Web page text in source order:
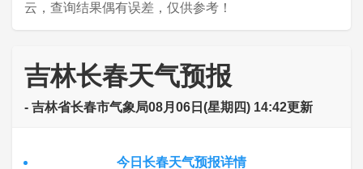
云，查询结果偶有误差，仅供参考！
吉林长春天气预报
- 吉林省长春市气象局08月06日(星期四) 14:42更新
今日长春天气预报详情